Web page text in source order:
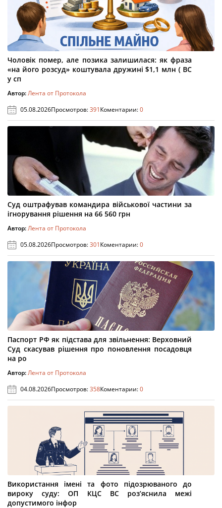
Чоловік помер, але позика залишилася: як фраза
«на його розсуд» коштувала дружині $1,1 млн ( ВС
у сп
Автор:Лента от Протокола
05.08.2026Просмотров:391Коментарии:0
Суд оштрафував командира військової частини за
ігнорування рішення на 66 560 грн
Автор:Лента от Протокола
05.08.2026Просмотров:301Коментарии:0
Паспорт РФ як підстава для звільнення: Верховний
Суд скасував рішення про поновлення посадовця
на ро
Автор:Лента от Протокола
04.08.2026Просмотров:358Коментарии:0
Використання імені та фото підозрюваного до
вироку суду: ОП КЦС ВС роз’яснила межі
допустимого інфор